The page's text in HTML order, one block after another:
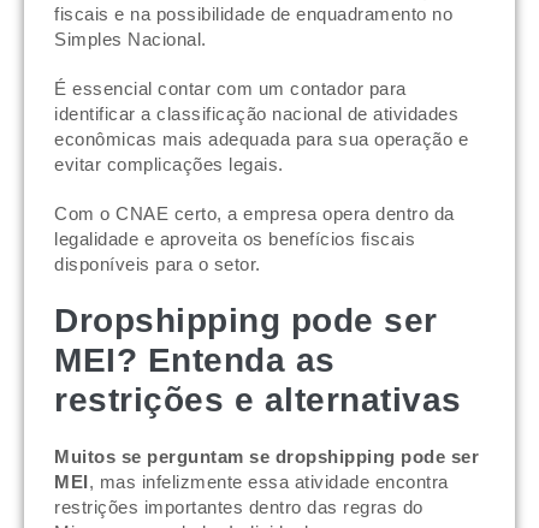
fiscais e na possibilidade de enquadramento no
Simples Nacional.
É essencial contar com um contador para
identificar a classificação nacional de atividades
econômicas mais adequada para sua operação e
evitar complicações legais.
Com o CNAE certo, a empresa opera dentro da
legalidade e aproveita os benefícios fiscais
disponíveis para o setor.
Dropshipping pode ser
MEI? Entenda as
restrições e alternativas
Muitos se perguntam se dropshipping pode ser
MEI, mas infelizmente essa atividade encontra
restrições importantes dentro das regras do